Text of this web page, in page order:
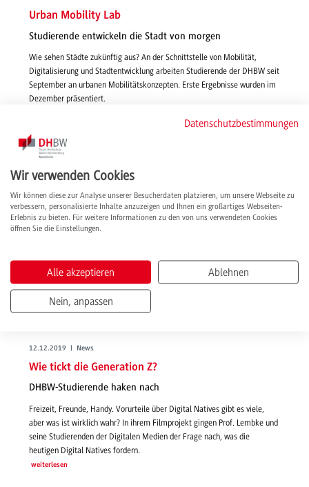
Urban Mobility Lab
Studierende entwickeln die Stadt von morgen
Wie sehen Städte zukünftig aus? An der Schnittstelle von Mobilität,
Digitalisierung und Stadtentwicklung arbeiten Studierende der DHBW seit
September an urbanen Mobilitätskonzepten. Erste Ergebnisse wurden im
Dezember präsentiert.
12.12.2019 | News
Wie tickt die Generation Z?
DHBW-Studierende haken nach
Freizeit, Freunde, Handy. Vorurteile über Digital Natives gibt es viele,
aber was ist wirklich wahr? In ihrem Filmprojekt gingen Prof. Lembke und
seine Studierenden der Digitalen Medien der Frage nach, was die
heutigen Digital Natives fordern.
weiterlesen
Datenschutzbestimmungen
Wir verwenden Cookies
Wir können diese zur Analyse unserer Besucherdaten platzieren, um unsere Webseite zu
verbessern, personalisierte Inhalte anzuzeigen und Ihnen ein großartiges Webseiten-
Erlebnis zu bieten. Für weitere Informationen zu den von uns verwendeten Cookies
öffnen Sie die Einstellungen.
Alle akzeptieren Ablehnen
Nein, anpassen